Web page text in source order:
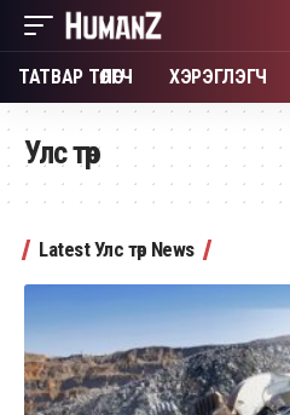
ТАТВАР ТӨЛӨГЧ ХЭРЭГЛЭГЧ
Улс төр
Latest Улс төр News